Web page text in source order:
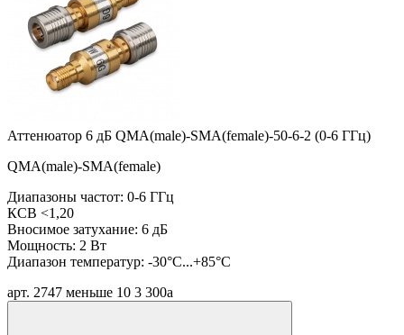
Аттенюатор 6 дБ QMA(male)-SMA(female)-50-6-2 (0-6 ГГц)
QMA(male)-SMA(female)
Диапазоны частот: 0-6 ГГц
КСВ <1,20
Вносимое затухание: 6 дБ
Мощность: 2 Вт
Диапазон температур: -30°C...+85°C
арт. 2747 меньше 10 3 300a